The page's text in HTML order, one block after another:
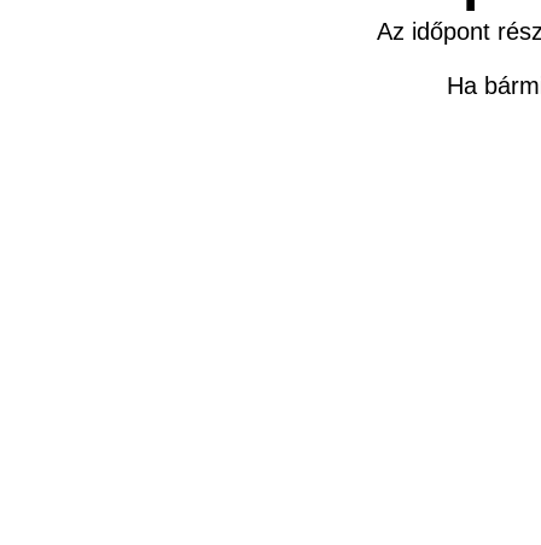
Az időpont
Ha